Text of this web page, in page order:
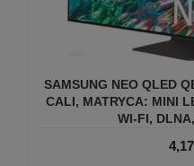
SAMSUNG NEO QLED
CALI, MATRYCA: MINI
WI-FI,